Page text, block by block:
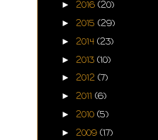
► 2016 (20)
► 2015 (29)
► 2014 (23)
► 2013 (10)
► 2012 (7)
► 2011 (6)
► 2010 (5)
► 2009 (17)